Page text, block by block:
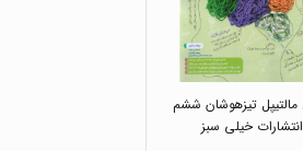
تیزهوشان ششم
انتشارات خیلی سبز